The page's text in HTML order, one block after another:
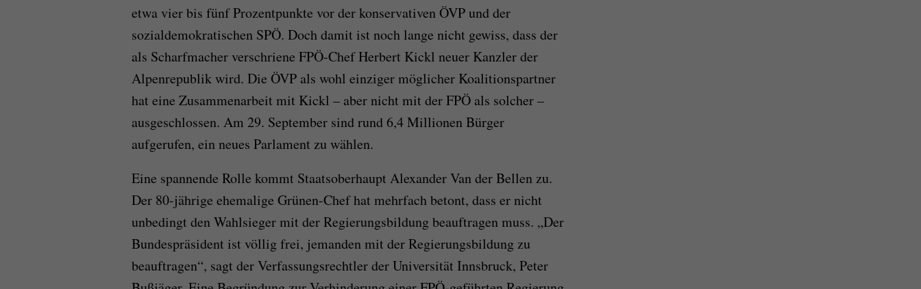
etwa vier bis fünf Prozentpunkte vor der konservativen ÖVP und der
sozialdemokratischen SPÖ. Doch damit ist noch lange nicht gewiss, dass der
als Scharfmacher verschriene FPÖ-Chef Herbert Kickl neuer Kanzler der
Alpenrepublik wird. Die ÖVP als wohl einziger möglicher Koalitionspartner
hat eine Zusammenarbeit mit Kickl – aber nicht mit der FPÖ als solcher –
ausgeschlossen. Am 29. September sind rund 6,4 Millionen Bürger
aufgerufen, ein neues Parlament zu wählen.
Eine spannende Rolle kommt Staatsoberhaupt Alexander Van der Bellen zu.
Der 80-jährige ehemalige Grünen-Chef hat mehrfach betont, dass er nicht
unbedingt den Wahlsieger mit der Regierungsbildung beauftragen muss. „Der
Bundespräsident ist völlig frei, jemanden mit der Regierungsbildung zu
beauftragen“, sagt der Verfassungsrechtler der Universität Innsbruck, Peter